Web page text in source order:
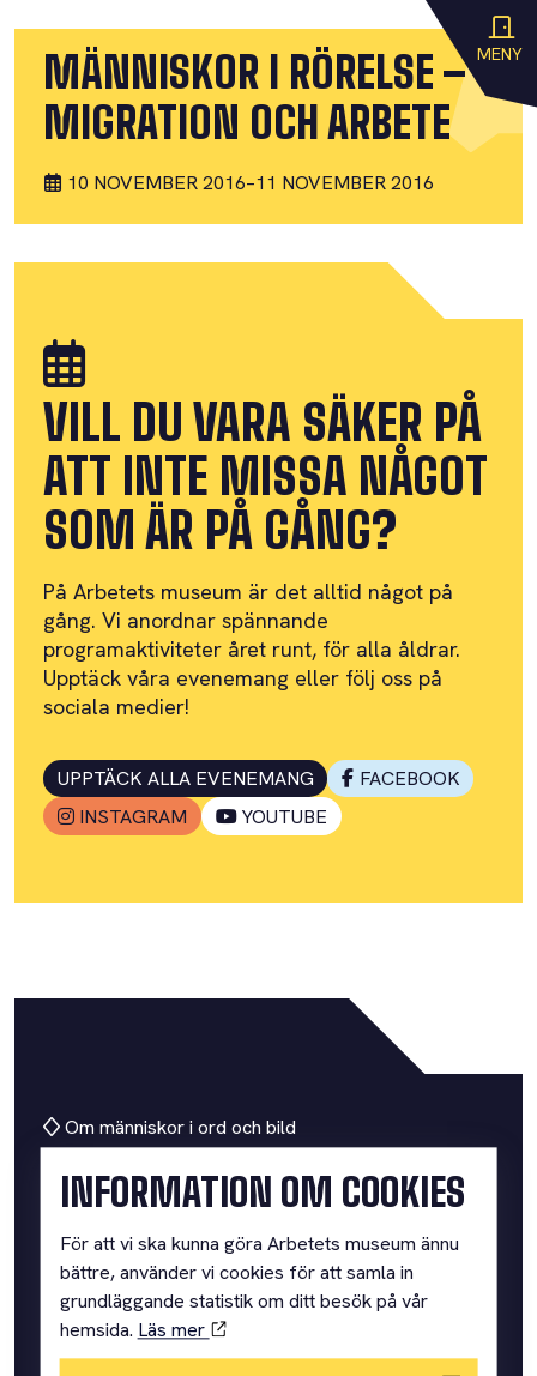
MENY
MÄNNISKOR I RÖRELSE –
MIGRATION OCH ARBETE
10 NOVEMBER 2016–11 NOVEMBER 2016
VILL DU VARA SÄKER PÅ
ATT INTE MISSA NÅGOT
SOM ÄR PÅ GÅNG?
På Arbetets museum är det alltid något på
gång. Vi anordnar spännande
programaktiviteter året runt, för alla åldrar.
Upptäck våra evenemang eller följ oss på
sociala medier!
UPPTÄCK ALLA EVENEMANG
FACEBOOK
INSTAGRAM
YOUTUBE
Om människor i ord och bild
ARBETETS MUSEUM
Där vi samlar människors minnen och berättelser om
arbete och vardag.
SNABBLÄNKAR
INFORMATION OM COOKIES
För att vi ska kunna göra Arbetets museum ännu
bättre, använder vi cookies för att samla in
grundläggande statistik om ditt besök på vår
hemsida. Läs mer